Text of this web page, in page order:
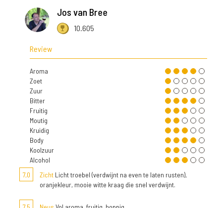
Jos van Bree
10.605
Review
Aroma
Zoet
Zuur
Bitter
Fruitig
Moutig
Kruidig
Body
Koolzuur
Alcohol
7,0
Zicht Licht troebel (verdwijnt na even te laten rusten),
oranjekleur, mooie witte kraag die snel verdwijnt.